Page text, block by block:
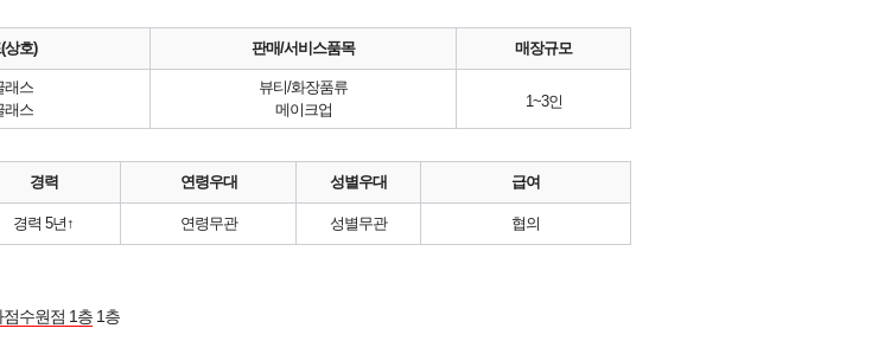
상호) 판매/서비스품목 매장규모
래스
래스
뷰티/화장품류
메이크업
1~3인
경력 연령우대 성별우대 급여
경력 5년↑ 연령무관 성별무관 협의
수원점 1층 1층